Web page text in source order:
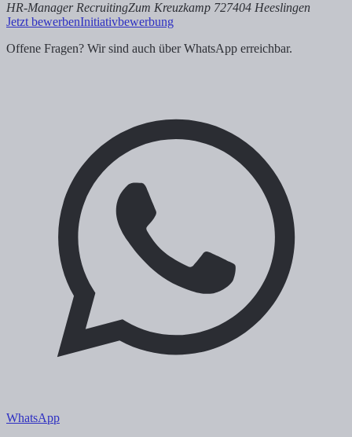
HR-Manager RecruitingZum Kreuzkamp 727404 Heeslingen
Jetzt bewerbenInitiativbewerbung
Offene Fragen? Wir sind auch über WhatsApp erreichbar.
WhatsApp